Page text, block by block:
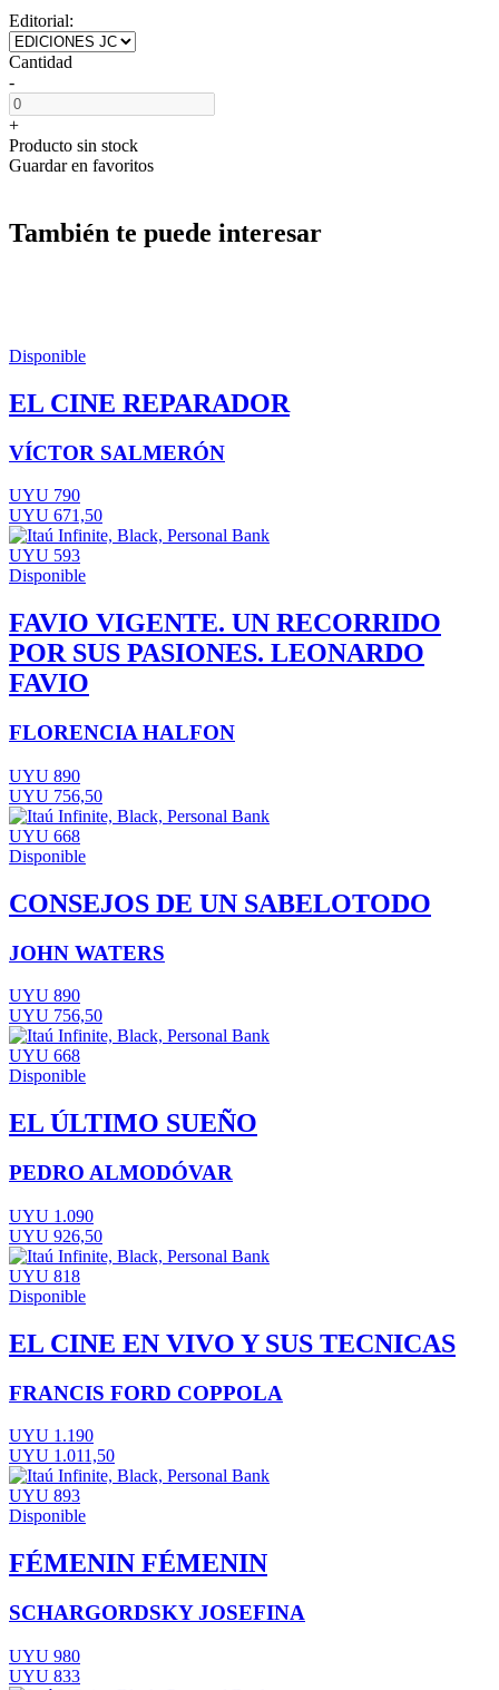
Editorial:
Cantidad
-
+
Producto sin stock
Guardar en favoritos
También te puede interesar
Disponible
EL CINE REPARADOR
VÍCTOR SALMERÓN
UYU 790
UYU 671,50
UYU 593
Disponible
FAVIO VIGENTE. UN RECORRIDO
POR SUS PASIONES. LEONARDO
FAVIO
FLORENCIA HALFON
UYU 890
UYU 756,50
UYU 668
Disponible
CONSEJOS DE UN SABELOTODO
JOHN WATERS
UYU 890
UYU 756,50
UYU 668
Disponible
EL ÚLTIMO SUEÑO
PEDRO ALMODÓVAR
UYU 1.090
UYU 926,50
UYU 818
Disponible
EL CINE EN VIVO Y SUS TECNICAS
FRANCIS FORD COPPOLA
UYU 1.190
UYU 1.011,50
UYU 893
Disponible
FÉMENIN FÉMENIN
SCHARGORDSKY JOSEFINA
UYU 980
UYU 833